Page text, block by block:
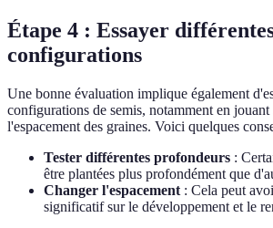
Étape 4 : Essayer
configurations
Une bonne évaluation implique également
configurations de semis, notamment en
l'espacement des graines. Voici quelques
Tester différentes profondeurs :
être plantées plus profondément que
Changer l'espacement : Cela peut
significatif sur le développement et le